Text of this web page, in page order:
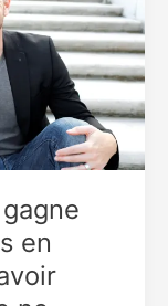
en